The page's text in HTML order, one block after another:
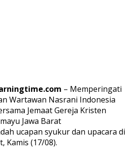
– Memperingati
Wartawan Nasrani Indonesia
Jemaat Gereja Kristen
Jawa Barat
ucapan syukur dan upacara di
Kamis (17/08).